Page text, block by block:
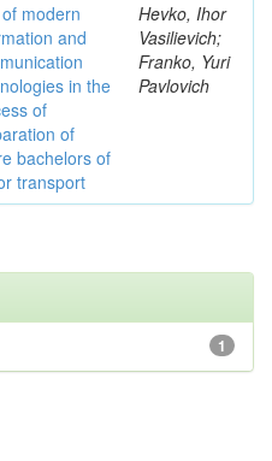
modern
and
in the
of
of
bachelors of
transport
Hevko, Ihor
Vasilievich;
Franko, Yuri
Pavlovich
1